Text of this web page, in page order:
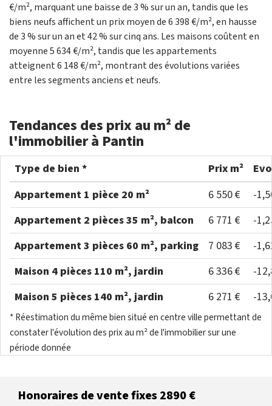
€/m², marquant une baisse de 3 % sur un an, tandis que les
biens neufs affichent un prix moyen de 6 398 €/m², en hausse
de 3 % sur un an et 42 % sur cinq ans. Les maisons coûtent en
moyenne 5 634 €/m², tandis que les appartements
atteignent 6 148 €/m², montrant des évolutions variées
entre les segments anciens et neufs.
Tendances des prix au m² de
l'immobilier à Pantin
Type de bien * Prix m²
Appartement 1 pièce 20 m²
6 550 €
-
Appartement 2 pièces 35 m², balcon
6 771 €
-
Appartement 3 pièces 60 m², parking
7 083 €
-
Maison 4 pièces 110 m², jardin
6 336 €
-
Maison 5 pièces 140 m², jardin
6 271 € -
* Réestimation du même bien situé en centre ville permettant de
constater l'évolution des prix au m² de l'immobilier sur une
période donnée
Honoraires de vente fixes 2890 €